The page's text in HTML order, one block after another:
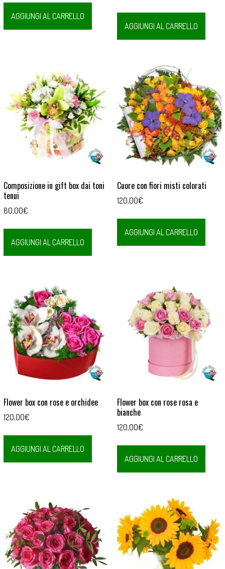
era:
300,00€.
è:
250,00€.
AGGIUNGI AL CARRELLO
era:
90,00€.
è:
80,00€.
AGGIUNGI AL CARRELLO
Composizione in gift box dai toni
tenui
80,00€
AGGIUNGI AL CARRELLO
Cuore con fiori misti colorati
120,00€
AGGIUNGI AL CARRELLO
Flower box con rose e orchidee
120,00€
AGGIUNGI AL CARRELLO
Flower box con rose rosa e
bianche
120,00€
AGGIUNGI AL CARRELLO